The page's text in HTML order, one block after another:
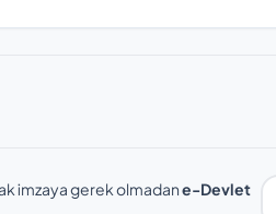
imzaya gerek olmadane-Devlet